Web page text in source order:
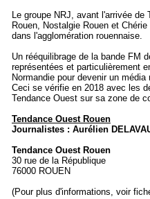
Le groupe NRJ, avant l'arrivée
Rouen, Nostalgie Rouen et
dans l'agglomération rouennaise.
Un rééquilibrage de la bande FM
représentées et particulièrement
Normandie pour devenir un média
Ceci se vérifie en 2018 avec les
Tendance Ouest sur sa zone de
Tendance Ouest Rouen
Journalistes : Aurélien
Tendance Ouest Rouen
30 rue de la République
76000 ROUEN
(Pour plus d'informations, voir